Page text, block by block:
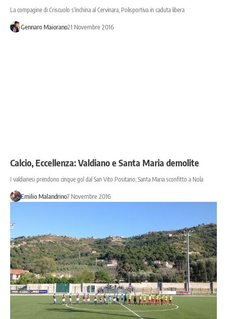
La compagine di Criscuolo s'inchina al Cervinara, Polisportiva in caduta libera
Gennaro Maiorano21 Novembre 2016
Calcio, Eccellenza: Valdiano e Santa Maria demolite
I valdianesi prendono cinque gol dal San Vito Positano; Santa Maria sconfitto a Nola
Emilio Malandrino7 Novembre 2016